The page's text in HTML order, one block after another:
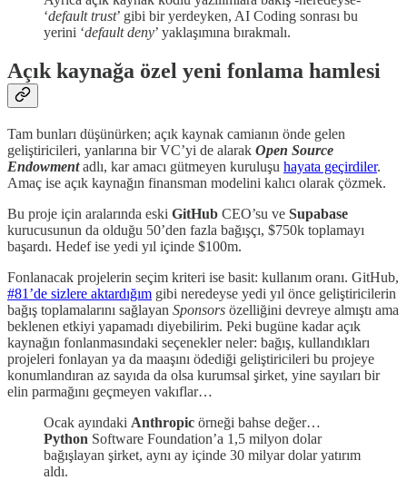
‘default trust’ gibi bir yerdeyken, AI Coding sonrası bu
yerini ‘default deny’ yaklaşımına bırakmalı.
Açık kaynağa özel yeni fonlama hamlesi
Tam bunları düşünürken; açık kaynak camianın önde gelen
geliştiricileri, yanlarına bir VC’yi de alarak Open Source
Endowmentadlı, kar amacı gütmeyen kuruluşu hayata geçirdiler.
Amaç ise açık kaynağın finansman modelini kalıcı olarak çözmek.
Bu proje için aralarında eski GitHub CEO’su ve Supabase
kurucusunun da olduğu 50’den fazla bağışçı, $750k toplamayı
başardı. Hedef ise yedi yıl içinde $100m.
Fonlanacak projelerin seçim kriteri ise basit: kullanım oranı. GitHub,
#81’de sizlere aktardığım gibi neredeyse yedi yıl önce geliştiricilerin
bağış toplamalarını sağlayan Sponsors özelliğini devreye almıştı ama
beklenen etkiyi yapamadı diyebilirim. Peki bugüne kadar açık
kaynağın fonlanmasındaki seçenekler neler: bağış, kullandıkları
projeleri fonlayan ya da maaşını ödediği geliştiricileri bu projeye
konumlandıran az sayıda da olsa kurumsal şirket, yine sayıları bir
elin parmağını geçmeyen vakıflar…
Ocak ayındaki Anthropic örneği bahse değer…
Python Software Foundation’a 1,5 milyon dolar
bağışlayan şirket, aynı ay içinde 30 milyar dolar yatırım
aldı.